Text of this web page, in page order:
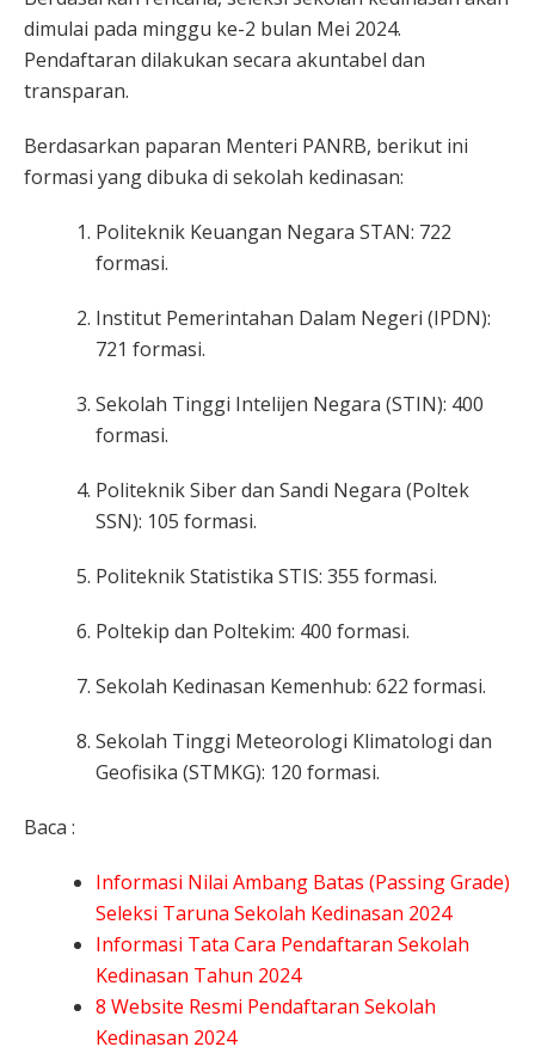
dimulai pada minggu ke-2 bulan Mei 2024.
Pendaftaran dilakukan secara akuntabel dan
transparan.
Berdasarkan paparan Menteri PANRB, berikut ini
formasi yang dibuka di sekolah kedinasan:
Politeknik Keuangan Negara STAN: 722
formasi.
Institut Pemerintahan Dalam Negeri (IPDN):
721 formasi.
Sekolah Tinggi Intelijen Negara (STIN): 400
formasi.
Politeknik Siber dan Sandi Negara (Poltek
SSN): 105 formasi.
Politeknik Statistika STIS: 355 formasi.
Poltekip dan Poltekim: 400 formasi.
Sekolah Kedinasan Kemenhub: 622 formasi.
Sekolah Tinggi Meteorologi Klimatologi dan
Geofisika (STMKG): 120 formasi.
Baca :
Informasi Nilai Ambang Batas (Passing Grade)
Seleksi Taruna Sekolah Kedinasan 2024
Informasi Tata Cara Pendaftaran Sekolah
Kedinasan Tahun 2024
8 Website Resmi Pendaftaran Sekolah
Kedinasan 2024